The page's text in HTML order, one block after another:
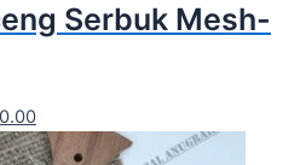
Serbuk Mesh-